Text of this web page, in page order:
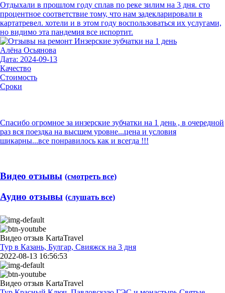
Отдыхали в прошлом году сплав по реке зилим на 3 дня. сто
процентное соответствие тому, что нам задекларировали в
картатревел. хотели и в этом году воспользоваться их услугами,
но видимо эта пандемия все испортит.
Алёна Осьянова
Дата: 2024-09-13
Качество
Стоимость
Сроки
Спасибо огромное за инзерские зубчатки на 1 день , в очередной
раз вся поездка на высшем уровне...цена и условия
шикарны...все понравилось как и всегда !!!
Видео отзывы (смотреть все)
Аудио отзывы (слушать все)
Видео отзыв KartaTravel
Тур в Казань, Булгар, Свияжск на 3 дня
2022-08-13 16:56:53
Видео отзыв KartaTravel